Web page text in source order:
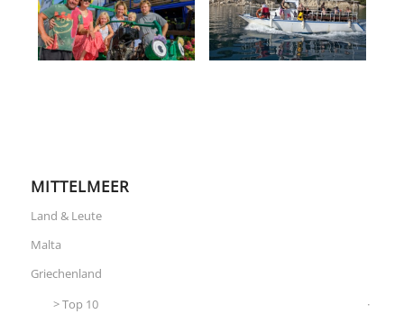
MITTELMEER
Land & Leute
Malta
Griechenland
Top 10